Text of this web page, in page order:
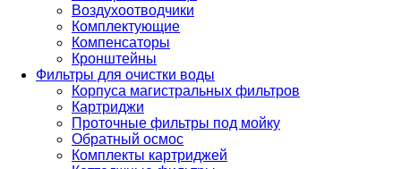
Воздухоотводчики
Комплектующие
Компенсаторы
Кронштейны
Фильтры для очистки воды
Корпуса магистральных фильтров
Картриджи
Проточные фильтры под мойку
Обратный осмос
Комплекты картриджей